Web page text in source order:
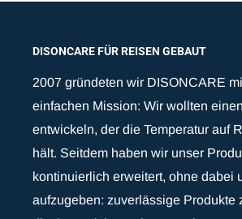
DISONCARE FÜR REISEN GEBAUT
2007 gründeten wir DISONCARE
einfachen Mission: Wir wollten
entwickeln, der die Temperatur auf
hält. Seitdem haben wir unser
kontinuierlich erweitert, ohne dabei
aufzugeben: zuverlässige Produkte